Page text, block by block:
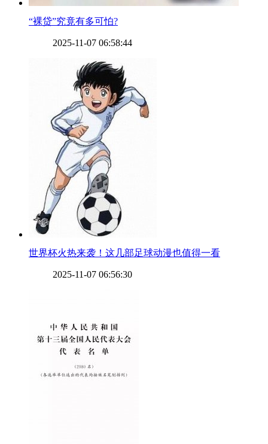
​“裸贷”究竟有多可怕?
2025-11-07 06:58:44
​世界杯火热来袭！这几部足球动漫也值得一看
2025-11-07 06:56:30